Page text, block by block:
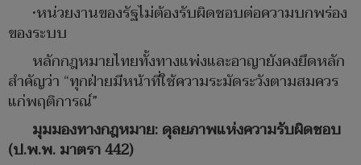
•หน่วยงานของรัฐไม่ต้องรับผิดชอบต่อความบกพร่อง
ของระบบ
หลักกฎหมายไทยทั้งทางแพ่งและอาญายังคงยึดหลัก
สำคัญว่า “ทุกฝ่ายมีหน้าที่ใช้ความระมัดระวังตามสมควร
แก่พฤติการณ์”
มุมมองทางกฎหมาย: ดุลยภาพแห่งความรับผิดชอบ
(ป.พ.พ. มาตรา 442)